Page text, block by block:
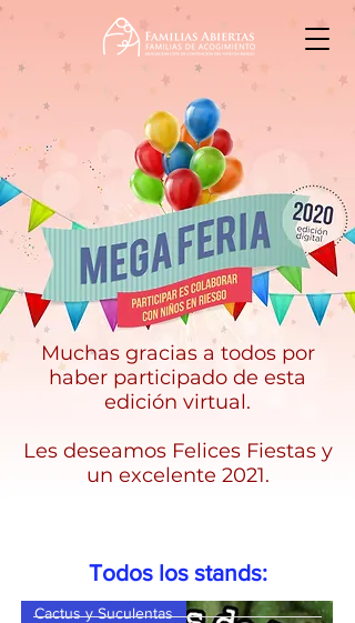
Muchas gracias a todos por
haber participado de esta
edición virtual.
Les deseamos Felices Fiestas y
un excelente 2021.
Todos los stands:
Cactus y Suculentas